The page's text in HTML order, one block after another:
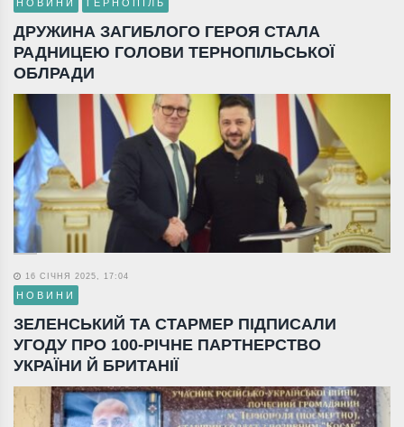
НОВИНИ ТЕРНОПІЛЬ
ДРУЖИНА ЗАГИБЛОГО ГЕРОЯ СТАЛА
РАДНИЦЕЮ ГОЛОВИ ТЕРНОПІЛЬСЬКОЇ
ОБЛРАДИ
16 СІЧНЯ 2025, 17:04
НОВИНИ
ЗЕЛЕНСЬКИЙ ТА СТАРМЕР ПІДПИСАЛИ
УГОДУ ПРО 100-РІЧНЕ ПАРТНЕРСТВО
УКРАЇНИ Й БРИТАНІЇ